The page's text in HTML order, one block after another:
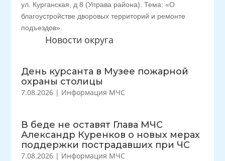
Новости округа
День курсанта в Музее пожарной
охраны столицы
7.08.2026 | Информация МЧС
В беде не оставят Глава МЧС
Александр Куренков о новых мерах
поддержки пострадавших при ЧС
7.08.2026 | Информация МЧС
ул. Курганская, д.8 (Управа района). Тема: «О
благоустройстве дворовых территорий и ремонте
подъездов».